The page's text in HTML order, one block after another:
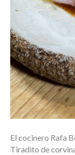
El cocinero Rafa
Tiradito de